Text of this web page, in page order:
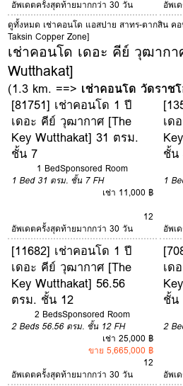
อัพเดตครั้งสุดท้ายมากกว่า 30 วัน
อัพเ
ดูทั้งหมด เช่าคอนโด แอสปาย สาทร-ตากสิน คอ
Taksin Copper Zone]
เช่าคอนโด เดอะ คีย์ วุฒากา
Wutthakat]
(1.3 km. ==> เช่าคอนโด วัดราช
[81751] เช่าคอนโด 1 ปี
เดอะ คีย์ วุฒากาศ [The
Key Wutthakat] 31 ตรม.
ชั้น 7
1 BedSponsored Room
1 Bed 31 ตรม. ชั้น 7 FH
เช่า 11,000 ฿
12
อัพเดตครั้งสุดท้ายมากกว่า 30 วัน
เด
ชั้น
1
อัพเ
[11682] เช่าคอนโด 1 ปี
เดอะ คีย์ วุฒากาศ [The
Key Wutthakat] 56.56
ตรม. ชั้น 12
2 BedsSponsored Room
2 Beds 56.56 ตรม. ชั้น 12 FH
เช่า 25,000 ฿
ขาย 5,665,000 ฿
12
อัพเดตครั้งสุดท้ายมากกว่า 30 วัน
เด
ชั้น
2
อัพเ